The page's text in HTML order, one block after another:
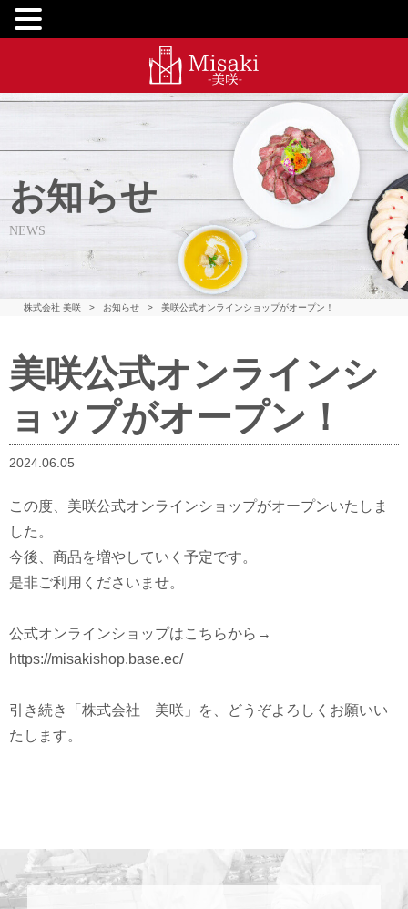
お知らせ
NEWS
株式会社 美咲 > お知らせ > 美咲公式オンラインショップがオープン！
美咲公式オンラインシ
ョップがオープン！
2024.06.05
この度、美咲公式オンラインショップがオープンいたしま
した。
今後、商品を増やしていく予定です。
是非ご利用くださいませ。
公式オンラインショップはこちらから→
https://misakishop.base.ec/
引き続き「株式会社 美咲」を、どうぞよろしくお願いい
たします。